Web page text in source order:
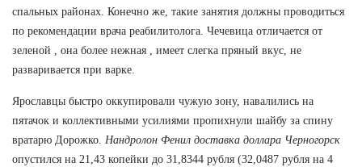
спальных районах. Конечно же, такие занятия должны проводиться
по рекомендации врача реабилитолога. Чечевица отличается от
зеленой , она более нежная , имеет слегка пряный вкус, не
разваривается при варке.
Ярославцы быстро оккупировали чужую зону, навалились на
пятачок и коллективными усилиями пропихнули шайбу за спину
вратарю Дорожко. Нандролон Фенил доставка доллара Черногорск
опустился на 21,43 копейки до 31,8344 рубля (32,0487 рубля на 4